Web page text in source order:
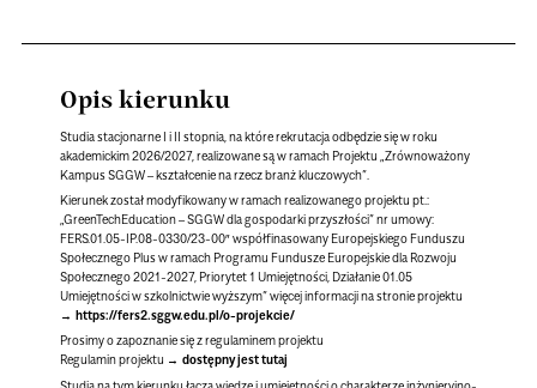
Opis kierunku
Studia stacjonarne I i II stopnia, na które rekrutacja odbędzie się w roku
akademickim 2026/2027, realizowane są w ramach Projektu „Zrównoważony
Kampus SGGW – kształcenie na rzecz branż kluczowych”.
Kierunek został modyfikowany w ramach realizowanego projektu pt.:
„GreenTechEducation – SGGW dla gospodarki przyszłości” nr umowy:
FERS.01.05-IP.08-0330/23-00″ współfinasowany Europejskiego Funduszu
Społecznego Plus w ramach Programu Fundusze Europejskie dla Rozwoju
Społecznego 2021-2027, Priorytet 1 Umiejętności, Działanie 01.05
Umiejętności w szkolnictwie wyższym” więcej informacji na stronie projektu
https://fers2.sggw.edu.pl/o-projekcie/
Prosimy o zapoznanie się z regulaminem projektu
Regulamin projektu
dostępny jest tutaj